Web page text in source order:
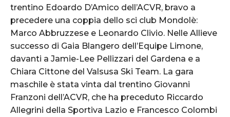
trentino Edoardo D’Amico dell’ACVR, bravo a
precedere una coppia dello sci club Mondolè:
Marco Abbruzzese e Leonardo Clivio. Nelle Allieve
successo di Gaia Blangero dell’Equipe Limone,
davanti a Jamie-Lee Pellizzari del Gardena e a
Chiara Cittone del Valsusa Ski Team. La gara
maschile è stata vinta dal trentino Giovanni
Franzoni dell’ACVR, che ha preceduto Riccardo
Allegrini della Sportiva Lazio e Francesco Colombi